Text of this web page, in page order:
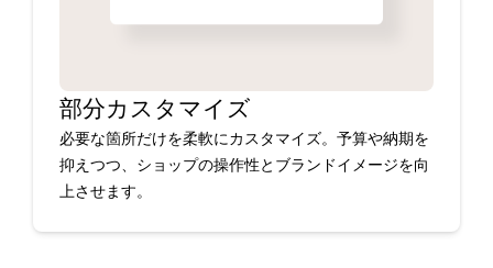
部分カスタマイズ
必要な箇所だけを柔軟にカスタマイズ。予算や納期を
抑えつつ、ショップの操作性とブランドイメージを向
上させます。